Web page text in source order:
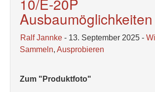
10/E-20P
Ausbaumöglichkeiten
Ralf Jannke - 13. September 2025 -
Sammeln, Ausprobieren
Zum "Produktfoto"